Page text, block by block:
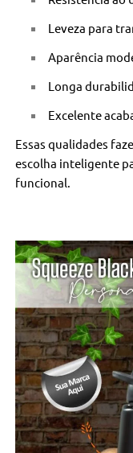
Leveza para
Aparência
Longa
Excelente
Essas qualidades
escolha inteligente
funcional.